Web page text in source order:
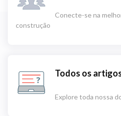
Conecte-se na
construção
Todos os
Explore toda nossa